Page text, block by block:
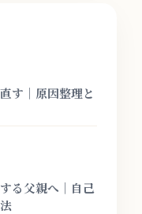
す｜原因整理と
る父親へ｜自己